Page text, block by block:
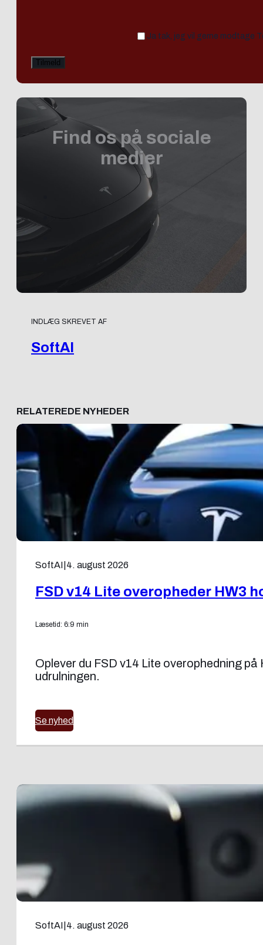
Ja tak, jeg vil gerne modtage
Find os på sociale
medier
INDLÆG SKREVET AF
SoftAI
RELATEREDE NYHEDER
SoftAI 4. august 2026
FSD v14 Lite overopheder HW3
Læsetid: 6:9 min
Oplever du FSD v14 Lite overophedning
udrulningen.
Se nyhed
SoftAI 4. august 2026